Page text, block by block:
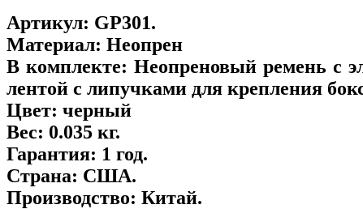
Артикул: GP301.
Материал: Неопрен
В комплекте: Неопреновый ремень с
лентой с липучками для крепления
Цвет: черный
Вес: 0.035 кг.
Гарантия: 1 год.
Страна: США.
Производство: Китай.